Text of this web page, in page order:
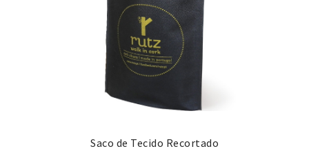
Saco de Tecido Recortado